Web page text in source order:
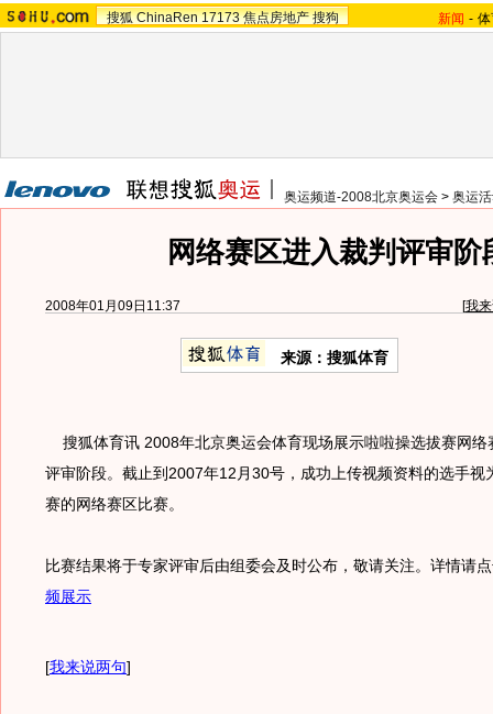
搜狐 ChinaRen 17173 焦点房地产 搜狗 新闻 -
奥运频道-2008北京奥运会 > 奥运
网络赛区进入裁判评审阶
2008年01月09日11:37 [我
来源：搜狐体育
搜狐体育讯 2008年北京奥运会体育现场展示啦啦操选拔赛网络
评审阶段。截止到2007年12月30号，成功上传视频资料的选手视
赛的网络赛区比赛。
比赛结果将于专家评审后由组委会及时公布，敬请关注。详情请
频展示
[我来说两句]